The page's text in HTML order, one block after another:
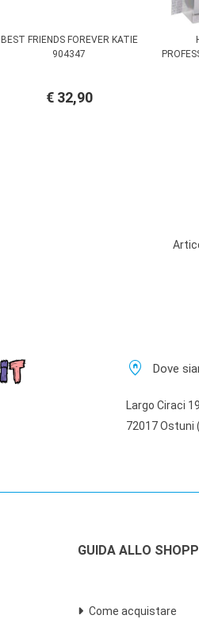
BEST FRIENDS FOREVER KATIE
904347
€ 32,90
home_pin Dove
Largo Ciraci 19
72017 Ostuni
GUIDA ALLO
Come acquistare